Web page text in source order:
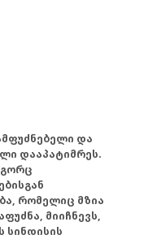
და
დააპატიმრეს.
რომელიც მზია
მიიჩნევს,
სინდისის